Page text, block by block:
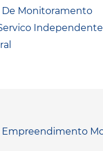
De Monitoramento
Independente